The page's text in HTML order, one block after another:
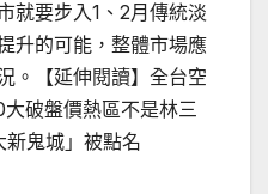
就要步入1、2月傳統淡
升的可能，整體市場應
。【延伸閱讀】全台空
破盤價熱區不是林三
鬼城」被點名